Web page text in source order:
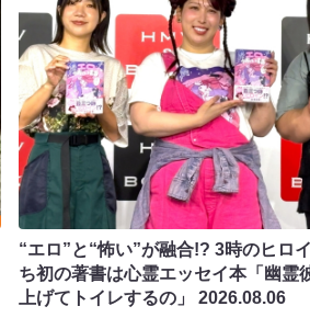
“エロ”と“怖い”が融合!? 3時のヒロ
ち初の著書は心霊エッセイ本「幽霊
上げてトイレするの」 2026.08.06